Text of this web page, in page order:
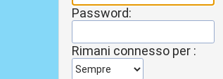
Password:
Rimani connesso per :